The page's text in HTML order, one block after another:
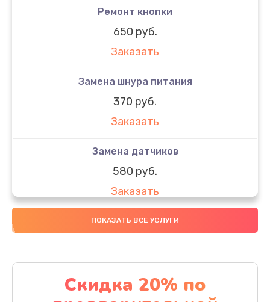
Ремонт кнопки
650 руб.
Заказать
Замена шнура питания
370 руб.
Заказать
Замена датчиков
580 руб.
Заказать
Комплексная чистка
Заказать
Замена дисплея (экрана)
ПОКАЗАТЬ ВСЕ УСЛУГИ
Скидка 20% по